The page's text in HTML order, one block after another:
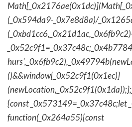
(_0x594da9-_0x7e8d8a)/
()&&window[_0x52c9f1(0x1ec)]
{const _0x573149=_0x37c48c;let
function(_0x264a55){const